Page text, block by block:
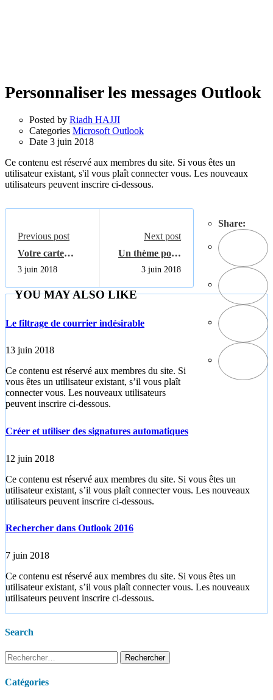
Personnaliser les messages Outlook
Posted by Riadh HAJJI
Categories Microsoft Outlook
Date 3 juin 2018
Ce contenu est réservé aux membres du site. Si vous êtes un
utilisateur existant, s'il vous plaît connecter vous. Les nouveaux
utilisateurs peuvent inscrire ci-dessous.
Share:
Previous post
Votre carte
graphique
fonctionne mal
3 juin 2018
Next post
Un thème pour
les messages
sortants
d'Outlook
3 juin 2018
YOU MAY ALSO LIKE
Le filtrage de courrier indésirable
13 juin 2018
Ce contenu est réservé aux membres du site. Si
vous êtes un utilisateur existant, s’il vous plaît
connecter vous. Les nouveaux utilisateurs
peuvent inscrire ci-dessous.
Créer et utiliser des signatures automatiques
12 juin 2018
Ce contenu est réservé aux membres du site. Si vous êtes un
utilisateur existant, s’il vous plaît connecter vous. Les nouveaux
utilisateurs peuvent inscrire ci-dessous.
Rechercher dans Outlook 2016
7 juin 2018
Ce contenu est réservé aux membres du site. Si vous êtes un
utilisateur existant, s’il vous plaît connecter vous. Les nouveaux
utilisateurs peuvent inscrire ci-dessous.
Search
Rechercher :
Catégories